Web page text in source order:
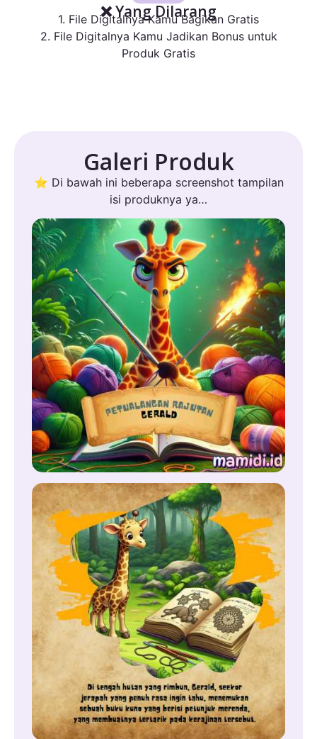
❌ Yang Dilarang
1. File Digitalnya Kamu Bagikan Gratis
2. File Digitalnya Kamu Jadikan Bonus untuk
Produk Gratis
Galeri Produk
⭐ Di bawah ini beberapa screenshot tampilan
isi produknya ya…